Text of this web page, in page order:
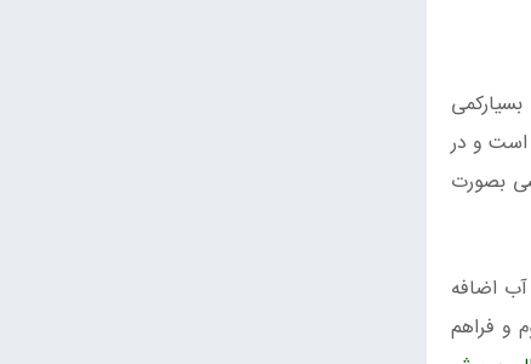
است و در
بصورت
اضافه
و فراهم